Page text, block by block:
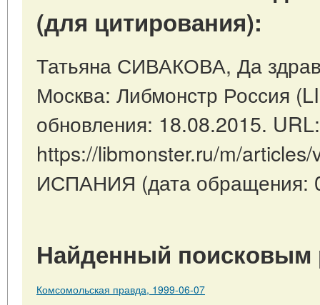
(для цитирования):
Татьяна СИВАКОВА, Да
Москва: Либмонстр Россия
обновления: 18.08.2015. URL:
https://libmonster.ru/m/articles/
ИСПАНИЯ (дата обращения:
Найденный поисковым
Комсомольская правда, 1999-06-07